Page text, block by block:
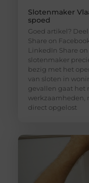
Slotenmaker
spoed
Goed artikel?
Share on
LinkedIn Share
slotenmaker
bezig met het
van sloten in
gevallen gaat het
werkzaamheden,
direct opgelost